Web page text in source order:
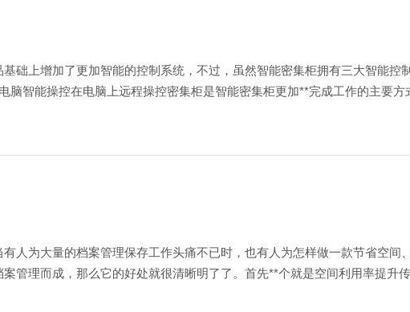
础上增加了更加智能的控制系统，不过，虽然智能密集柜拥有三大智能控
智能操控在电脑上远程操控密集柜是智能密集柜更加**完成工作的主要方
人为大量的档案管理保存工作头痛不已时，也有人为怎样做一款节省空间
管理而成，那么它的好处就很清晰明了了。首先**个就是空间利用率提升